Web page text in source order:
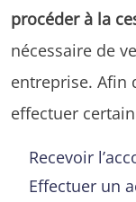
procéder à la
nécessaire de
entreprise. Afin
effectuer
Recevoir
Effectuer un